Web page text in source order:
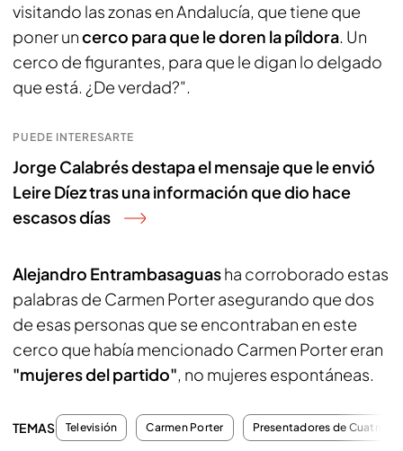
visitando las zonas en Andalucía, que tiene que
poner uncerco para que le doren la píldora. Un
cerco de figurantes, para que le digan lo delgado
que está. ¿De verdad?".
PUEDE INTERESARTE
Jorge Calabrés destapa el mensaje que le envió
Leire Díez tras una información que dio hace
escasos días
Alejandro Entrambasaguasha corroborado estas
palabras de Carmen Porter asegurando que dos
de esas personas que se encontraban en este
cerco que había mencionado Carmen Porter eran
"mujeres del partido", no mujeres espontáneas.
TEMAS Televisión Carmen Porter Presentadores de Cuatro